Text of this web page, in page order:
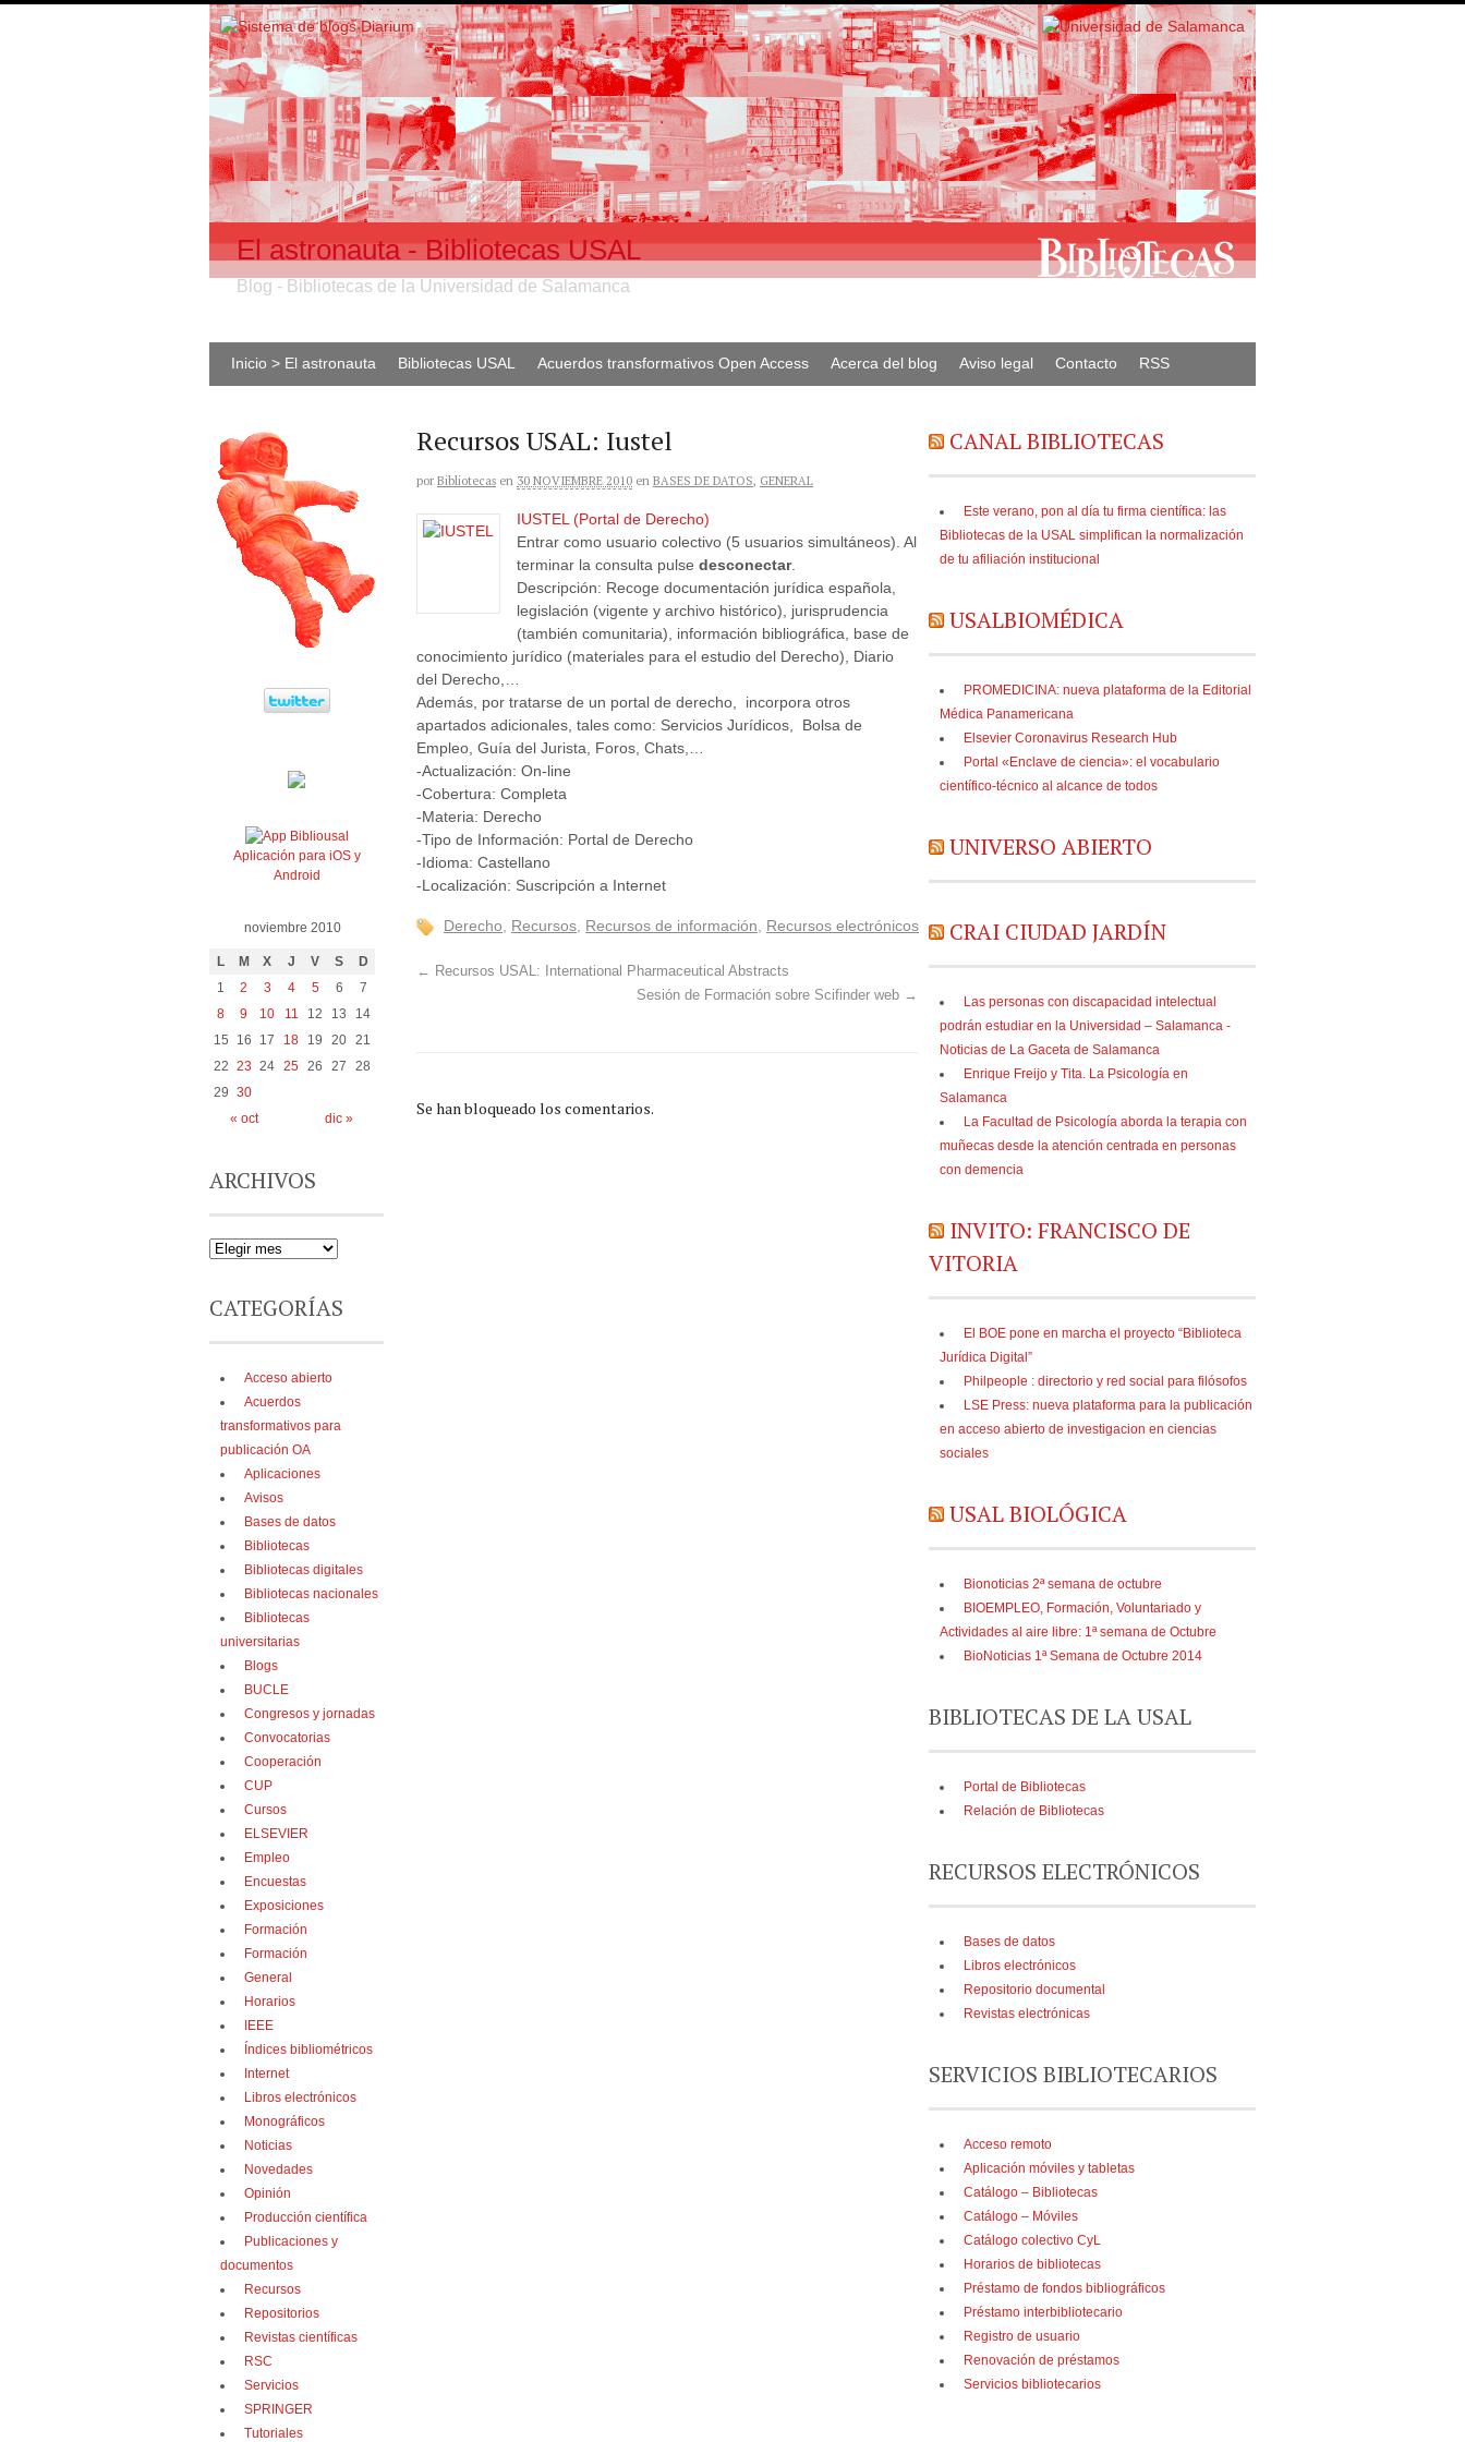
El astronauta - Bibliotecas USAL
Blog - Bibliotecas de la Universidad de Salamanca
Inicio > El astronauta Bibliotecas USAL Acuerdos transformativos Open Access Acerca del blog Aviso legal Contacto RSS
Recursos USAL: Iustel
por Bibliotecas en 30 NOVIEMBRE 2010 en BASES DE DATOS, GENERAL
IUSTEL (Portal de Derecho)
Entrar como usuario colectivo (5 usuarios simultáneos). Al
terminar la consulta pulse desconectar.
Descripción: Recoge documentación jurídica española,
legislación (vigente y archivo histórico), jurisprudencia
(también comunitaria), información bibliográfica, base de
conocimiento jurídico (materiales para el estudio del Derecho), Diario
del Derecho,…
Además, por tratarse de un portal de derecho, incorpora otros
apartados adicionales, tales como: Servicios Jurídicos, Bolsa de
Empleo, Guía del Jurista, Foros, Chats,…
-Actualización: On-line
-Cobertura: Completa
-Materia: Derecho
-Tipo de Información: Portal de Derecho
-Idioma: Castellano
-Localización: Suscripción a Internet
Derecho, Recursos, Recursos de información, Recursos electrónicos
← Recursos USAL: International Pharmaceutical Abstracts
Sesión de Formación sobre Scifinder web →
Se han bloqueado los comentarios.
CANAL BIBLIOTECAS
Este verano, pon al día tu firma científica: las
Bibliotecas de la USAL simplifican la normalización
de tu afiliación institucional
USALBIOMÉDICA
PROMEDICINA: nueva plataforma de la Editorial
Médica Panamericana
Elsevier Coronavirus Research Hub
Portal «Enclave de ciencia»: el vocabulario
científico-técnico al alcance de todos
UNIVERSO ABIERTO
CRAI CIUDAD JARDÍN
Las personas con discapacidad intelectual
podrán estudiar en la Universidad – Salamanca -
Noticias de La Gaceta de Salamanca
Enrique Freijo y Tita. La Psicología en
Salamanca
La Facultad de Psicología aborda la terapia con
muñecas desde la atención centrada en personas
con demencia
INVITO: FRANCISCO DE
VITORIA
El BOE pone en marcha el proyecto “Biblioteca
Jurídica Digital”
Philpeople : directorio y red social para filósofos
LSE Press: nueva plataforma para la publicación
en acceso abierto de investigacion en ciencias
sociales
USAL BIOLÓGICA
Bionoticias 2ª semana de octubre
BIOEMPLEO, Formación, Voluntariado y
Actividades al aire libre: 1ª semana de Octubre
BioNoticias 1ª Semana de Octubre 2014
BIBLIOTECAS DE LA USAL
Portal de Bibliotecas
Relación de Bibliotecas
RECURSOS ELECTRÓNICOS
Bases de datos
Libros electrónicos
Repositorio documental
Revistas electrónicas
SERVICIOS BIBLIOTECARIOS
Acceso remoto
Aplicación móviles y tabletas
Catálogo – Bibliotecas
Catálogo – Móviles
Catálogo colectivo CyL
Horarios de bibliotecas
Préstamo de fondos bibliográficos
Préstamo interbibliotecario
Registro de usuario
Renovación de préstamos
Servicios bibliotecarios
Aplicación para iOS y
Android
noviembre 2010
L M X J V S D
« oct dic »
1 2 3 4 5 6
7
8
9 10 11 12 13
14
15
16 17 18 19 20 21
22 23 24 25 26 27
28
29 30
ARCHIVOS
CATEGORÍAS
Acceso abierto
Acuerdos
transformativos para
publicación OA
Aplicaciones
Avisos
Bases de datos
Bibliotecas
Bibliotecas digitales
Bibliotecas nacionales
Bibliotecas
universitarias
Blogs
BUCLE
Congresos y jornadas
Convocatorias
Cooperación
CUP
Cursos
ELSEVIER
Empleo
Encuestas
Exposiciones
Formación
Formación
General
Horarios
IEEE
Índices bibliométricos
Internet
Libros electrónicos
Monográficos
Noticias
Novedades
Opinión
Producción científica
Publicaciones y
documentos
Recursos
Repositorios
Revistas científicas
RSC
Servicios
SPRINGER
Tutoriales